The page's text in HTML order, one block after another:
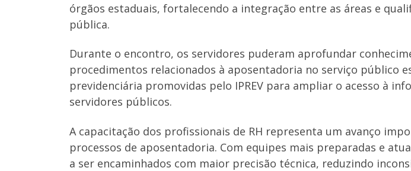
órgãos estaduais, fortalecendo a integração entre as áreas e
pública.
Durante o encontro, os servidores puderam aprofundar
procedimentos relacionados à aposentadoria no serviço público
previdenciária promovidas pelo IPREV para ampliar o acesso à
servidores públicos.
A capacitação dos profissionais de RH representa um avanço
processos de aposentadoria. Com equipes mais preparadas e
a ser encaminhados com maior precisão técnica, reduzindo